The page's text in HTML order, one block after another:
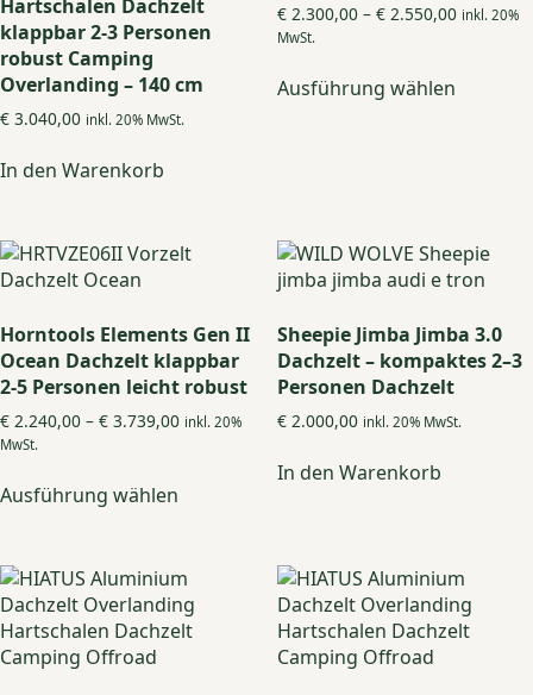
Hartschalen Dachzelt
klappbar 2-3 Personen
robust Camping
Overlanding – 140 cm
€ 3.040,00 inkl. 20% MwSt.
In den Warenkorb
€2.300,00 – €2.550,00 inkl. 20%
MwSt.
Ausführung wählenProdukt
können
der
gewählt
Horntools Elements Gen II
Ocean Dachzelt klappbar
2-5 Personen leicht robust
€ 2.240,00 – € 3.739,00Preisspanne:
inkl. 20%
MwSt.
Ausführung wählen
Varianten
auf.
Die
Sheepie Jimba Jimba 3.0
Dachzelt – kompaktes 2–3
Personen Dachzelt
€2.000,00 inkl. 20% MwSt.
In den Warenkorb